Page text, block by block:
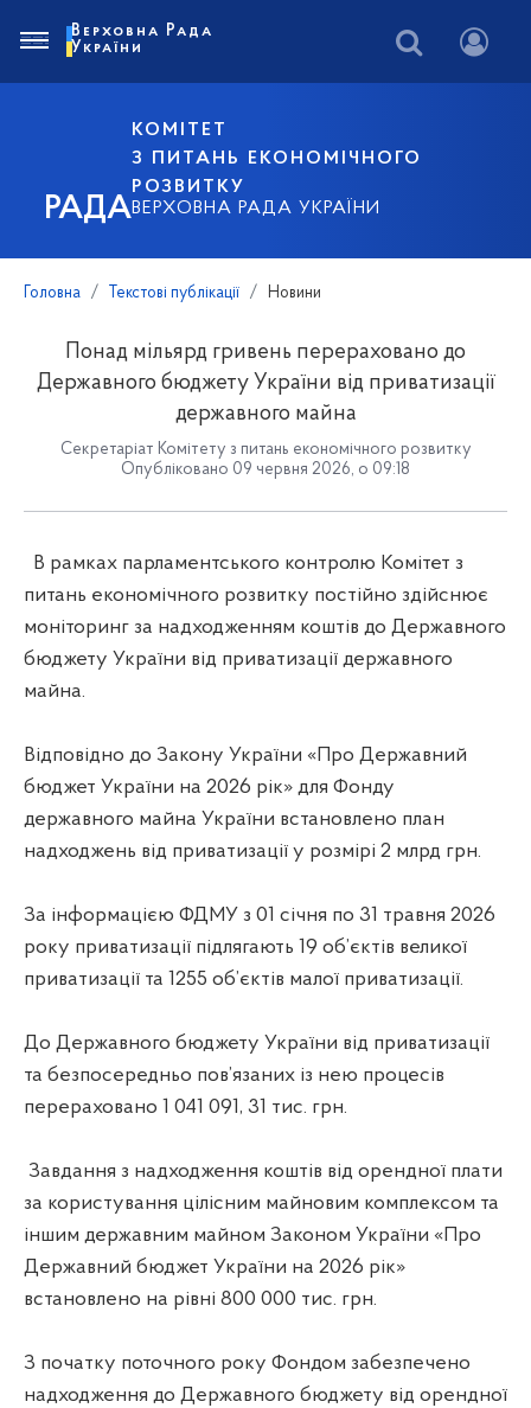
РАДА
КОМІТЕТ
З ПИТАНЬ ЕКОНОМІЧНОГО
РОЗВИТКУ
ВЕРХОВНА РАДА УКРАЇНИ
Верховна Рада
України
Головна Текстові публікації Новини
Понад мільярд гривень перераховано до
Державного бюджету України від приватизації
державного майна
Секретаріат Комітету з питань економічного розвитку
Опубліковано 09 червня 2026, о 09:18
В рамках парламентського контролю Комітет з
питань економічного розвитку постійно здійснює
моніторинг за надходженням коштів до Державного
бюджету України від приватизації державного
майна.
Відповідно до Закону України «Про Державний
бюджет України на 2026 рік» для Фонду
державного майна України встановлено план
надходжень від приватизації у розмірі 2 млрд грн.
За інформацією ФДМУ з 01 січня по 31 травня 2026
року приватизації підлягають 19 об’єктів великої
приватизації та 1255 об’єктів малої приватизації.
До Державного бюджету України від приватизації
та безпосередньо пов’язаних із нею процесів
перераховано 1 041 091, 31 тис. грн.
Завдання з надходження коштів від орендної плати
за користування цілісним майновим комплексом та
іншим державним майном Законом України «Про
Державний бюджет України на 2026 рік»
встановлено на рівні 800 000 тис. грн.
З початку поточного року Фондом забезпечено
надходження до Державного бюджету від орендної